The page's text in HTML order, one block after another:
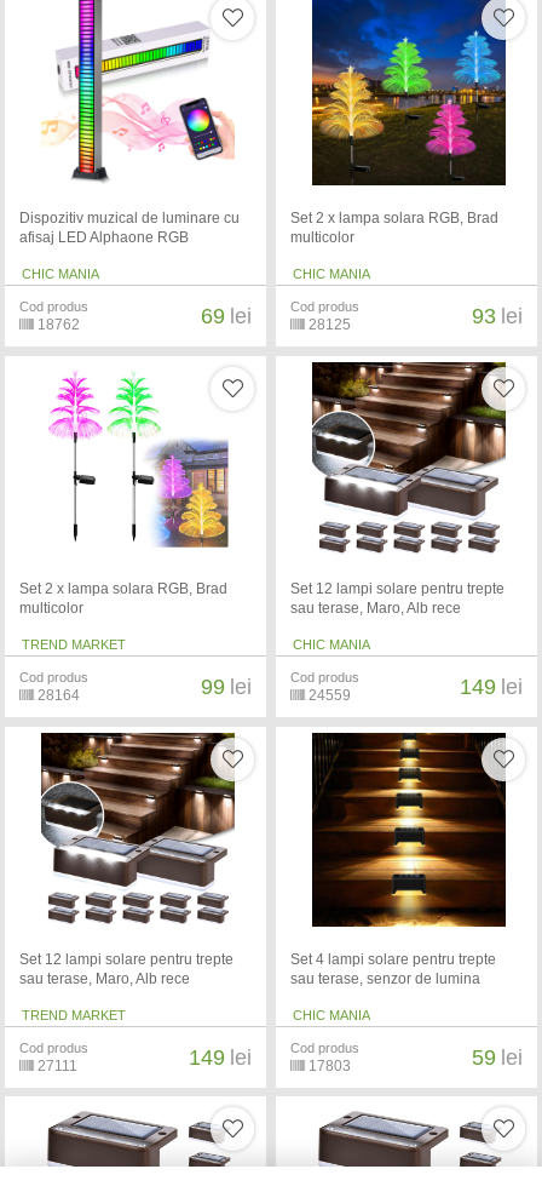
Dispozitiv muzical de luminare cu
afisaj LED Alphaone RGB
CHIC MANIA
Cod produs
18762 69 lei
Set 2 x lampa solara RGB, Brad
multicolor
CHIC MANIA
Cod produs
28125 93 lei
Set 2 x lampa solara RGB, Brad
multicolor
TREND MARKET
Cod produs
28164 99 lei
Set 12 lampi solare pentru trepte
sau terase, Maro, Alb rece
CHIC MANIA
Cod produs
24559 149 lei
Set 12 lampi solare pentru trepte
sau terase, Maro, Alb rece
TREND MARKET
Cod produs
27111 149 lei
Set 4 lampi solare pentru trepte
sau terase, senzor de lumina
CHIC MANIA
Cod produs
17803 59 lei